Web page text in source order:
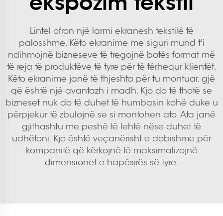
Lintel ofron një larmi ekranesh tekstilë të
palosshme. Këto ekranime me siguri mund t'i
ndihmojnë bizneseve të tregojnë botës format më
të reja të produktëve të tyre për të tërhequr klientët.
Këto ekranime janë të thjeshta për tu montuar, gjë
që është një avantazh i madh. Kjo do të thotë se
bizneset nuk do të duhet të humbasin kohë duke u
përpjekur të zbulojnë se si montohen ato. Ata janë
gjithashtu me peshë të lehtë nëse duhet të
udhëtoni. Kjo është veçanërisht e dobishme për
kompanitë që kërkojnë të maksimalizojnë
dimensionet e hapësirës së tyre.